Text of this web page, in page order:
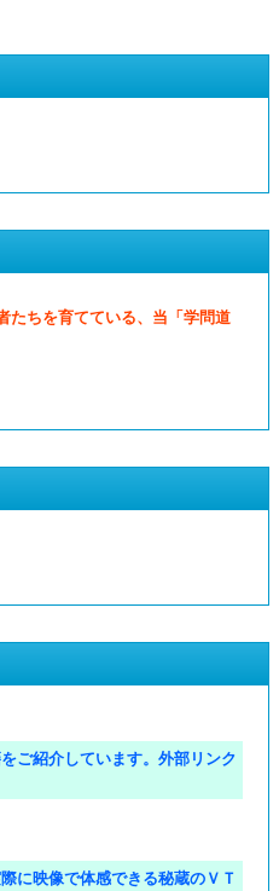
たちを育てている、当「学問道
ご紹介しています。外部リンク
に映像で体感できる秘蔵のＶＴ